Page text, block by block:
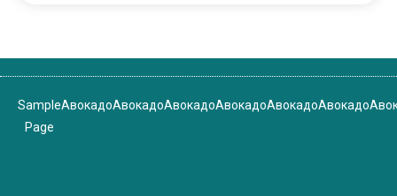
Sample
Page
АвокадоАвокадоАвокадоАвокадоАвокадоАвокадо